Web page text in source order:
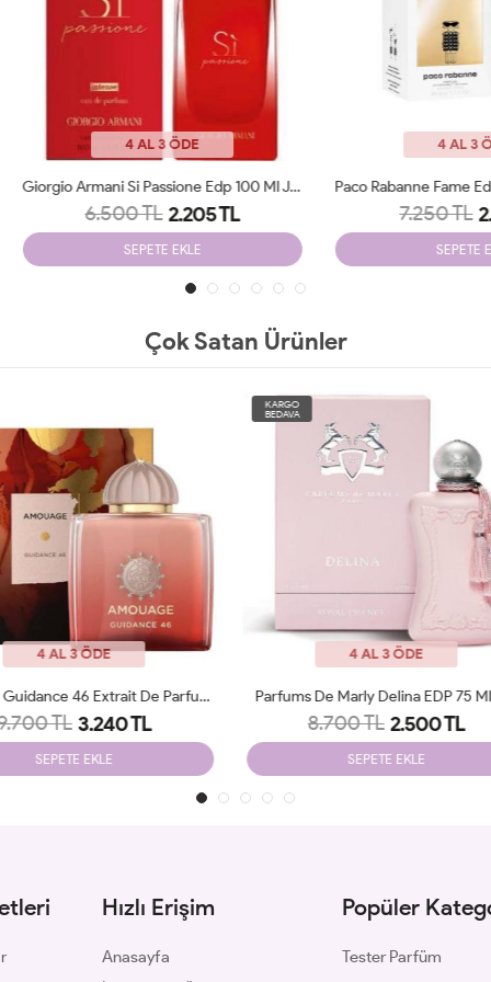
4 AL 3 ÖDE
Giorgio Armani Si Passione Edp 100 Ml JLT Woman
6.500 TL 2.205 TL
SEPETE EKLE
4 AL 3 ÖDE
7.250 TL 2.250 TL
SEPETE EKLE
Çok Satan Ürünler
4 AL 3 ÖDE
De Marly Delina EDP 75 Ml JLT
8.700 TL 2.500 TL
SEPETE EKLE
KARGO
BEDAVA
4 AL 3 ÖDE
Amouage Guidance EDP 100
8.900 TL 3.250 TL
SEPETE EKLE
Hızlı Erişim
Anasayfa
Popüler
Tester Parfüm